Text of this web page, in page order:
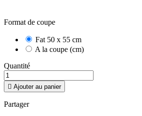
Format de coupe
Fat 50 x 55 cm
A la coupe (cm)
Quantité
 Ajouter au panier
Partager